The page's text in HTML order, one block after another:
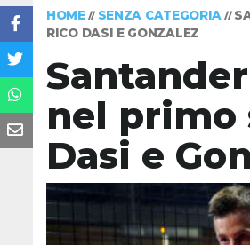
HOME// SENZA CATEGORIA //
RICO DASI E GONZALEZ
nel primo
Dasi e